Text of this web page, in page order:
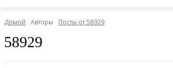
Домой Авторы Посты от 58929
58929